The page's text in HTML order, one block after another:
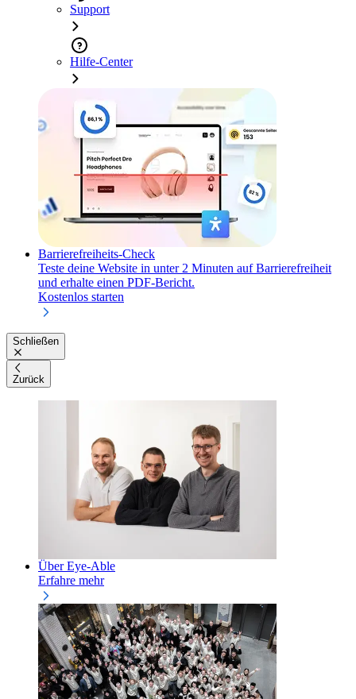
Support
Hilfe-Center
Barrierefreiheits-Check
Teste deine Website in unter 2 Minuten auf Barrierefreiheit
und erhalte einen PDF-Bericht.
Kostenlos starten
Schließen
Zurück
Über Eye-Able
Erfahre mehr